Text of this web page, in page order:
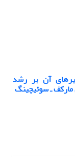
آن بر رشد
ـ سوئیچینگ